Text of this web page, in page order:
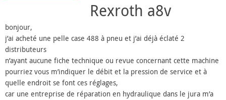
Rexroth a8v
bonjour,
j’ai acheté une pelle case 488 à pneu et j’ai déjà éclaté 2
distributeurs
n’ayant aucune fiche technique ou revue concernant cette machine
pourriez vous m’indiquer le débit et la pression de service et à
quelle endroit se font ces réglages,
car une entreprise de réparation en hydraulique dans le jura m’a